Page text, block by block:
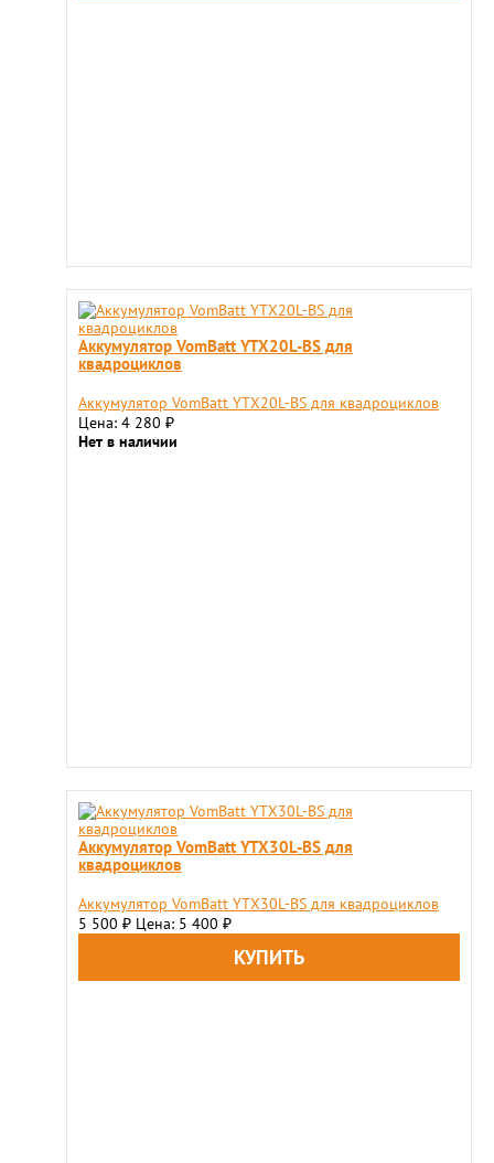
Аккумулятор VomBatt YTX20L-BS для
квадроциклов
Аккумулятор VomBatt YTX20L-BS для квадроциклов
Цена: 4 280 ₽
Нет в наличии
Аккумулятор VomBatt YTX30L-BS для
квадроциклов
Аккумулятор VomBatt YTX30L-BS для квадроциклов
5 500 ₽ Цена: 5 400 ₽